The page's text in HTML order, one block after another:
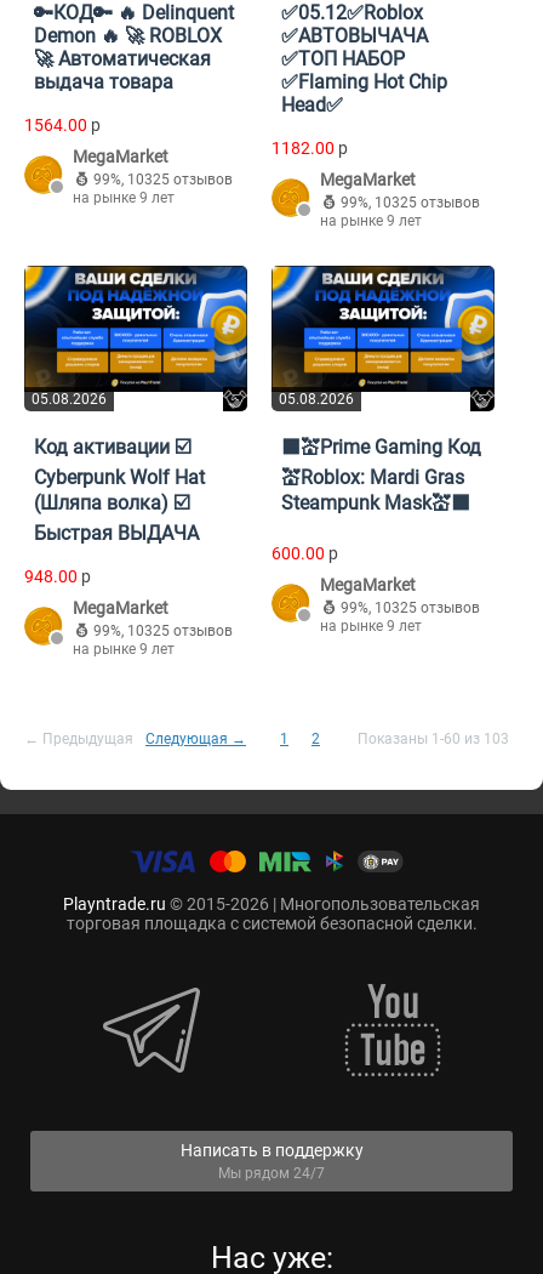
🔑КОД🔑 🔥 Delinquent
Demon 🔥 🚀 ROBLOX
🚀 Автоматическая
выдача товара
1564.00 p
MegaMarket
99%, 10325 отзывов
на рынке 9 лет
✅05.12✅Roblox
✅АВТОВЫЧАЧА
✅ТОП НАБОР
✅Flaming Hot Chip
Head✅
1182.00 p
MegaMarket
99%, 10325 отзывов
на рынке 9 лет
05.08.2026
Код активации ☑️
Cyberpunk Wolf Hat
(Шляпа волка) ☑️
Быстрая ВЫДАЧА
948.00 p
MegaMarket
99%, 10325 отзывов
на рынке 9 лет
05.08.2026
⬛️💒Prime Gaming Код
💒Roblox: Mardi Gras
Steampunk Mask💒⬛️
600.00 p
MegaMarket
99%, 10325 отзывов
на рынке 9 лет
← Предыдущая Следующая → 1 2 Показаны 1-60 из 103
Playntrade.ru © 2015-2026 | Многопользовательская
торговая площадка с системой безопасной сделки.
Написать в поддержку
Мы рядом 24/7
Нас уже: